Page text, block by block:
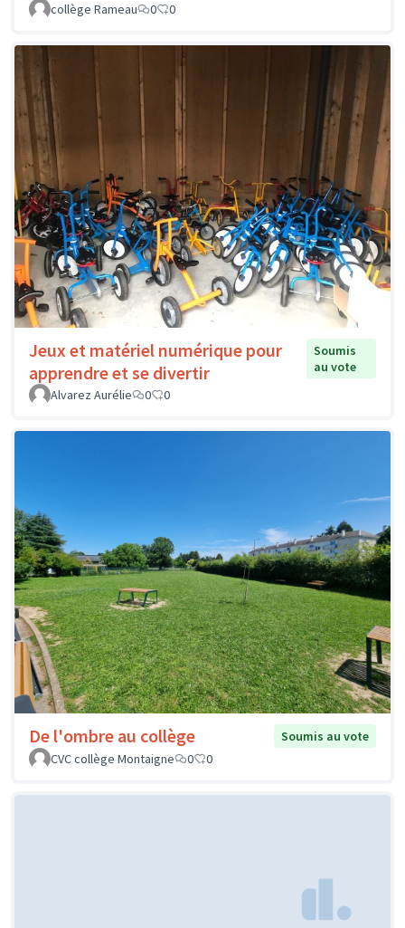
collège Rameau
0 0
Jeux et matériel numérique pour
apprendre et se divertir
Soumis
au vote
Alvarez Aurélie
0 0
De l'ombre au collège
Soumis au vote
CVC collège Montaigne
0 0